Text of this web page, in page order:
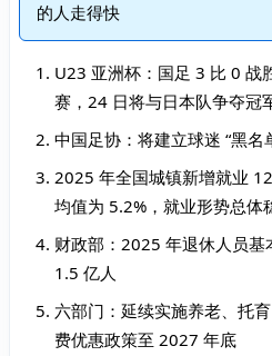
的人走得快
U23 亚洲杯：国足 3 比 0 战
赛，24 日将与日本队争夺冠
中国足协：将建立球迷 “黑
2025 年全国城镇新增就业
均值为 5.2%，就业形势总体
财政部：2025 年退休人员
1.5 亿人
六部门：延续实施养老、托
费优惠政策至 2027 年底